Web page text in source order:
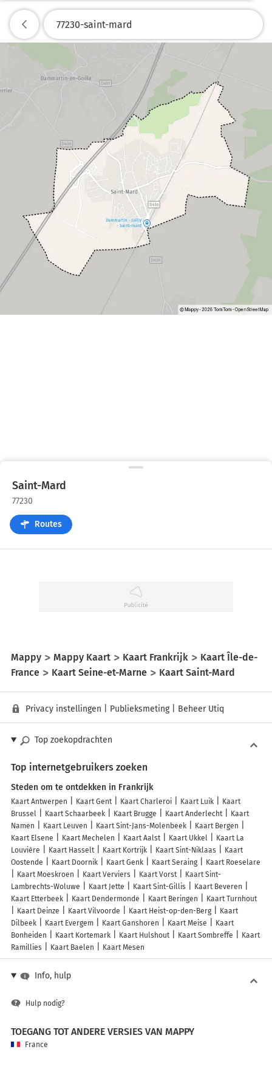
Saint-Mard
77230
Routes
Mappy Mappy Kaart Kaart Frankrijk
Kaart Île-de-
France
Kaart Seine-et-Marne Kaart Saint-Mard
Privacy instellingen Publieksmeting| Beheer Utiq
Top zoekopdrachten
Top internetgebruikers zoeken
Steden om te ontdekken in Frankrijk
Kaart Antwerpen Kaart Gent Kaart Charleroi Kaart Luik
Kaart
Brussel
Kaart Schaarbeek Kaart Brugge Kaart Anderlecht
Kaart
Namen
Kaart Leuven Kaart Sint-Jans-Molenbeek
Kaart Bergen
Kaart Elsene
Kaart Mechelen Kaart Aalst Kaart Ukkel
Kaart La
Louvière
Kaart Hasselt Kaart Kortrijk Kaart Sint-Niklaas
Kaart
Oostende
Kaart Doornik Kaart Genk Kaart Seraing
Kaart Roeselare
Kaart Moeskroen
Kaart Verviers Kaart Vorst
Kaart Sint-
Lambrechts-Woluwe
Kaart Jette Kaart Sint-Gillis
Kaart Beveren
Kaart Etterbeek
Kaart Dendermonde Kaart Beringen
Kaart Turnhout
Kaart Deinze
Kaart Vilvoorde Kaart Heist-op-den-Berg
Kaart
Dilbeek
Kaart Evergem Kaart Ganshoren Kaart Meise
Kaart
Bonheiden
Kaart Kortemark Kaart Hulshout Kaart Sombreffe
Kaart
Ramillies
Kaart Baelen Kaart Mesen
Info, hulp
Hulp nodig?
TOEGANG TOT ANDERE VERSIES VAN MAPPY
France